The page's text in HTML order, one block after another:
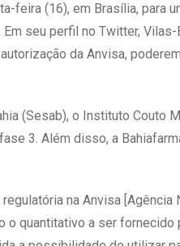
feira (16), em Brasília, para
seu perfil no Twitter,
da Anvisa,
(Sesab), o Instituto Couto
3. Além disso, a
na Anvisa [Agência
quantitativo a ser fornecido